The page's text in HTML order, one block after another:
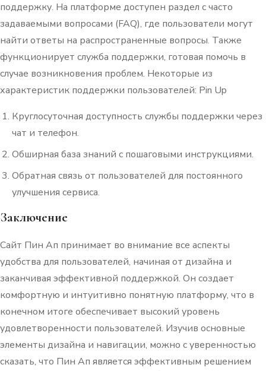
поддержку. На платформе доступен раздел с часто
задаваемыми вопросами (FAQ), где пользователи могут
найти ответы на распространенные вопросы. Также
функционирует служба поддержки, готовая помочь в
случае возникновения проблем. Некоторые из
характеристик поддержки пользователей: Pin Up
Круглосуточная доступность службы поддержки через
чат и телефон.
Обширная база знаний с пошаговыми инструкциями.
Обратная связь от пользователей для постоянного
улучшения сервиса.
Заключение
Сайт Пин Ап принимает во внимание все аспекты
удобства для пользователей, начиная от дизайна и
заканчивая эффективной поддержкой. Он создает
комфортную и интуитивно понятную платформу, что в
конечном итоге обеспечивает высокий уровень
удовлетворенности пользователей. Изучив основные
элементы дизайна и навигации, можно с уверенностью
сказать, что Пин Ап является эффективным решением